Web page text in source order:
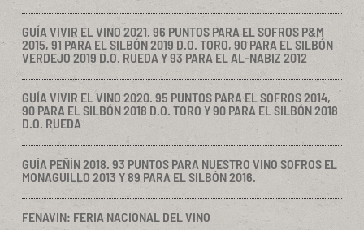
GUÍA VIVIR EL VINO 2021. 96 PUNTOS PARA EL SOFROS P&M
2015, 91 PARA EL SILBÓN 2019 D.O. TORO, 90 PARA EL SILBÓN
VERDEJO 2019 D.O. RUEDA Y 93 PARA EL AL-NABIZ 2012
GUÍA VIVIR EL VINO 2020. 95 PUNTOS PARA EL SOFROS 2014,
90 PARA EL SILBÓN 2018 D.O. TORO Y 90 PARA EL SILBÓN 2018
D.O. RUEDA
GUÍA PEÑÍN 2018. 93 PUNTOS PARA NUESTRO VINO SOFROS EL
MONAGUILLO 2013 Y 89 PARA EL SILBÓN 2016.
FENAVIN: FERIA NACIONAL DEL VINO